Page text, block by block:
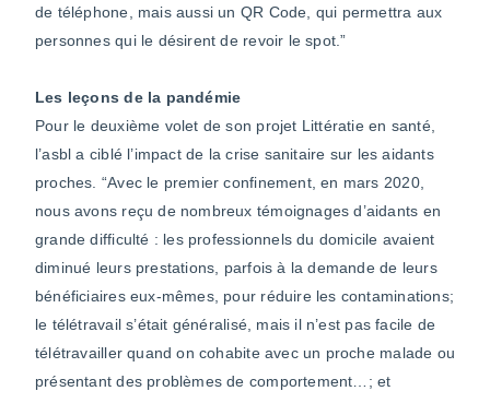
de téléphone, mais aussi un QR Code, qui permettra aux
personnes qui le désirent de revoir le spot.”
Les leçons de la pandémie
Pour le deuxième volet de son projet Littératie en santé,
l’asbl a ciblé l’impact de la crise sanitaire sur les aidants
proches. “Avec le premier confinement, en mars 2020,
nous avons reçu de nombreux témoignages d’aidants en
grande difficulté : les professionnels du domicile avaient
diminué leurs prestations, parfois à la demande de leurs
bénéficiaires eux-mêmes, pour réduire les contaminations;
le télétravail s’était généralisé, mais il n’est pas facile de
télétravailler quand on cohabite avec un proche malade ou
présentant des problèmes de comportement…; et